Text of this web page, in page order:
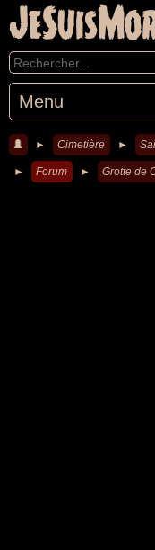
Menu
► Cimetière ►
► Forum ► Grotte de